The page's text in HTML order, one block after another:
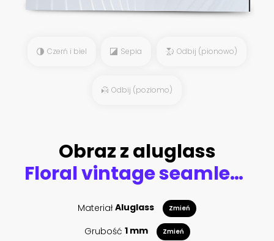
Czerń i biel Sepia Odbij (pionowo)
Odbij (poziomo)
Obraz z aluglass
Floral vintage seamless pattern with roses, tulips and lilac. Hand drawing, vector illustration.
MateriałAluglass Zmień
Grubość 1 mm Zmień